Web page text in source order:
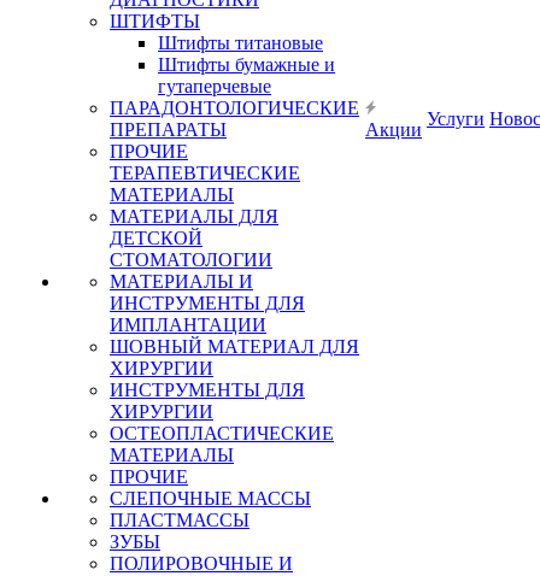
ШТИФТЫ
Штифты титановые
Штифты бумажные и
гутаперчевые
ПАРАДОНТОЛОГИЧЕСКИЕ
ПРЕПАРАТЫ
ПРОЧИЕ
ТЕРАПЕВТИЧЕСКИЕ
МАТЕРИАЛЫ
МАТЕРИАЛЫ ДЛЯ
ДЕТСКОЙ
СТОМАТОЛОГИИ
МАТЕРИАЛЫ И
ИНСТРУМЕНТЫ ДЛЯ
ИМПЛАНТАЦИИ
ШОВНЫЙ МАТЕРИАЛ ДЛЯ
ХИРУРГИИ
ИНСТРУМЕНТЫ ДЛЯ
ХИРУРГИИ
ОСТЕОПЛАСТИЧЕСКИЕ
МАТЕРИАЛЫ
ПРОЧИЕ
СЛЕПОЧНЫЕ МАССЫ
ПЛАСТМАССЫ
ЗУБЫ
ПОЛИРОВОЧНЫЕ И
Акции
Услуги